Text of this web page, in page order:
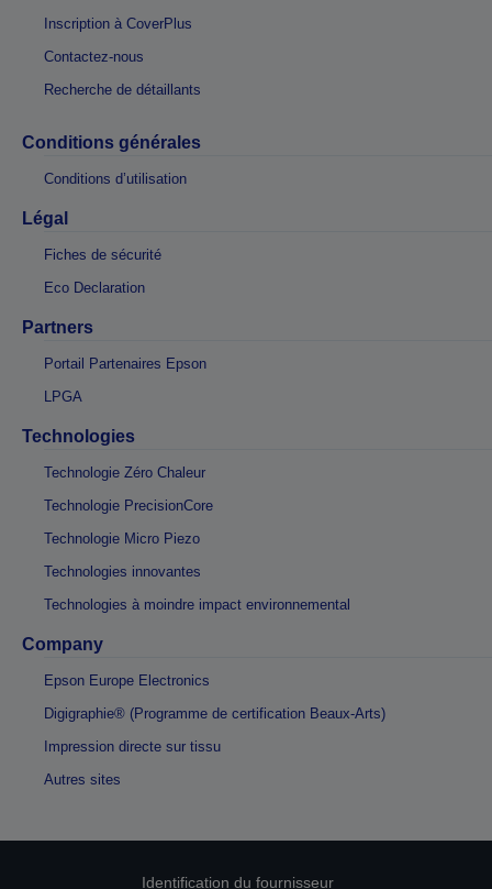
Inscription à CoverPlus
Contactez-nous
Recherche de détaillants
Conditions générales
Conditions d’utilisation
Légal
Fiches de sécurité
Eco Declaration
Partners
Portail Partenaires Epson
LPGA
Technologies
Technologie Zéro Chaleur
Technologie PrecisionCore
Technologie Micro Piezo
Technologies innovantes
Technologies à moindre impact environnemental
Company
Epson Europe Electronics
Digigraphie® (Programme de certification Beaux-Arts)
Impression directe sur tissu
Autres sites
Identification du fournisseur